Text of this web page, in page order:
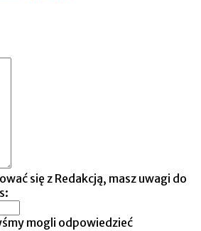
się z Redakcją, masz uwagi do
mogli odpowiedzieć